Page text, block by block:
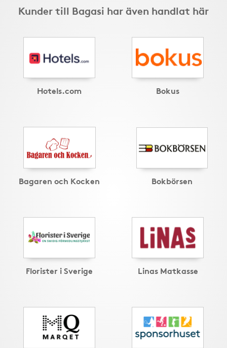
Kunder till Bagasi har även handlat här
Hotels.com Bokus
Bagaren och Kocken Bokbörsen
Florister i Sverige Linas Matkasse